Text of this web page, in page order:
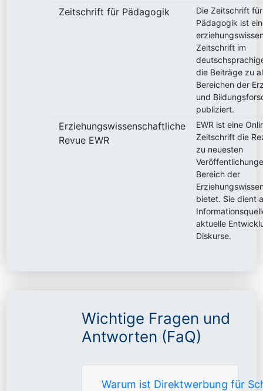
Zeitschrift für Pädagogik
Die Zeitschrift für
Pädagogik ist
Zeitschrift im
die Beiträge zu
Bereichen der
und
publiziert.
Erziehungswissenschaftliche
Revue EWR
EWR ist eine
Zeitschrift die
zu neuesten
Bereich der
bietet. Sie dient
aktuelle
Diskurse.
Wichtige Fragen und
Antworten (FaQ)
Warum ist Direktwerbung für